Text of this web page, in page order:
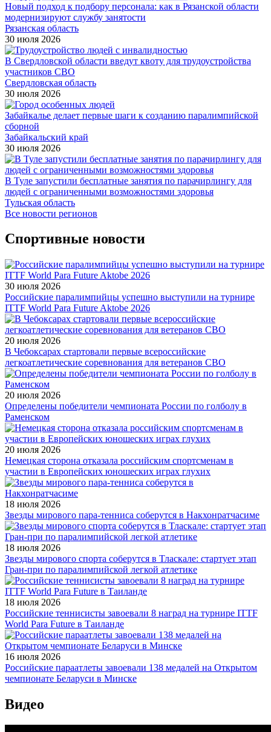
Новый подход к подбору персонала: как в Рязанской области
модернизируют службу занятости
Рязанская область
30 июля 2026
В Свердловской области введут квоту для трудоустройства
участников СВО
Свердловская область
30 июля 2026
Забайкалье делает первые шаги к созданию паралимпийской
сборной
Забайкальский край
30 июля 2026
В Туле запустили бесплатные занятия по парачирлингу для
людей с ограниченными возможностями здоровья
Тульская область
Все новости регионов
Спортивные новости
30 июля 2026
Российские паралимпийцы успешно выступили на турнире
ITTF World Para Future Aktobe 2026
20 июля 2026
В Чебоксарах стартовали первые всероссийские
легкоатлетические соревнования для ветеранов СВО
20 июля 2026
Определены победители чемпионата России по голболу в
Раменском
20 июля 2026
Немецкая сторона отказала российским спортсменам в
участии в Европейских юношеских играх глухих
18 июля 2026
Звезды мирового пара-тенниса соберутся в Накхонратчасиме
18 июля 2026
Звезды мирового спорта соберутся в Тласкале: стартует этап
Гран-при по паралимпийской легкой атлетике
18 июля 2026
Российские теннисисты завоевали 8 наград на турнире ITTF
World Para Future в Таиланде
16 июля 2026
Российские параатлеты завоевали 138 медалей на Открытом
чемпионате Беларуси в Минске
Видео